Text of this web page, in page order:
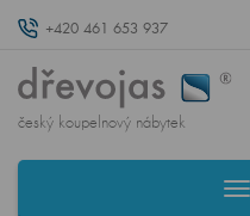
+420 461 653 937
český koupelnový nábytek